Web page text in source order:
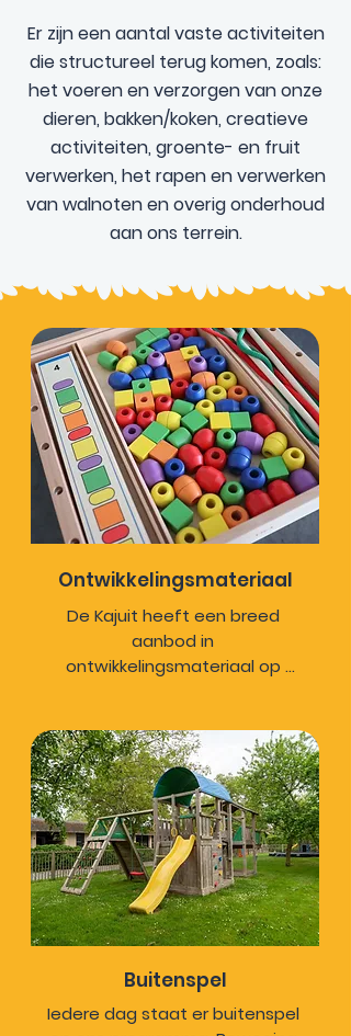
Er zijn een aantal vaste activiteiten
die structureel terug komen, zoals:
het voeren en verzorgen van onze
dieren, bakken/koken, creatieve
activiteiten, groente- en fruit
verwerken, het rapen en verwerken
van walnoten en overig onderhoud
aan ons terrein.
Ontwikkelingsmateriaal
De Kajuit heeft een breed
aanbod in
ontwikkelingsmateriaal op
ontwikkelingsmateriaal om de
ontwikkeling te stimuleren en
de spelvaardigheden uit te
breiden.
Buitenspel
Iedere dag staat er buitenspel